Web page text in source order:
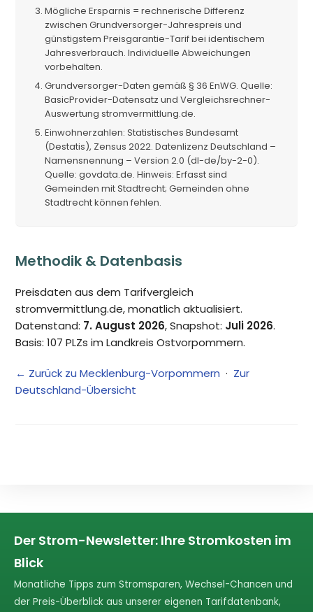
Mögliche Ersparnis = rechnerische Differenz
zwischen Grundversorger-Jahrespreis und
günstigstem Preisgarantie-Tarif bei identischem
Jahresverbrauch. Individuelle Abweichungen
vorbehalten.
Grundversorger-Daten gemäß § 36 EnWG. Quelle:
BasicProvider-Datensatz und Vergleichsrechner-
Auswertung stromvermittlung.de.
Einwohnerzahlen: Statistisches Bundesamt
(Destatis), Zensus 2022. Datenlizenz Deutschland –
Namensnennung – Version 2.0 (dl-de/by-2-0).
Quelle: govdata.de. Hinweis: Erfasst sind
Gemeinden mit Stadtrecht; Gemeinden ohne
Stadtrecht können fehlen.
Methodik & Datenbasis
Preisdaten aus dem Tarifvergleich
stromvermittlung.de, monatlich aktualisiert.
Datenstand: 7. August 2026, Snapshot: Juli 2026.
Basis: 107 PLZs im Landkreis Ostvorpommern.
← Zurück zu Mecklenburg-Vorpommern · Zur
Deutschland-Übersicht
Der Strom-Newsletter: Ihre Stromkosten im
Blick
Monatliche Tipps zum Stromsparen, Wechsel-Chancen und
der Preis-Überblick aus unserer eigenen Tarifdatenbank,